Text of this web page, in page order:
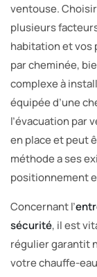
ventouse.
plusieurs
habitation et vos
par cheminée,
complexe à
équipée d’une
l’évacuation par
en place et peut
méthode a ses
positionnement
Concernant l’
sécurité, il est
régulier garantit
votre chauffe-